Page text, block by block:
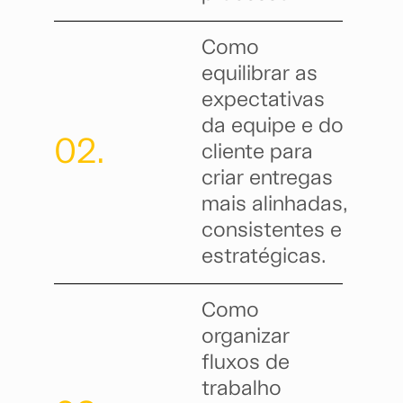
02.
Como
equilibrar as
expectativas
da equipe e do
cliente para
criar entregas
mais alinhadas,
consistentes e
estratégicas.
Como
organizar
fluxos de
trabalho